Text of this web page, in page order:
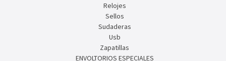
Relojes
Sellos
Sudaderas
Usb
Zapatillas
ENVOLTORIOS ESPECIALES